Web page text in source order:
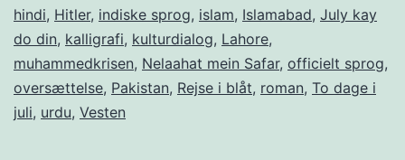
hindi, Hitler, indiske sprog, islam, Islamabad, July kay
do din, kalligrafi, kulturdialog, Lahore,
muhammedkrisen, Nelaahat mein Safar, officielt sprog,
oversættelse, Pakistan, Rejse i blåt, roman, To dage i
juli, urdu, Vesten